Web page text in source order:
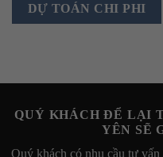
DỰ TOÁN CHI PHI
QUÝ KHÁCH ĐỂ LẠI
YÊN SẼ
Quý khách có nhu cầu tư